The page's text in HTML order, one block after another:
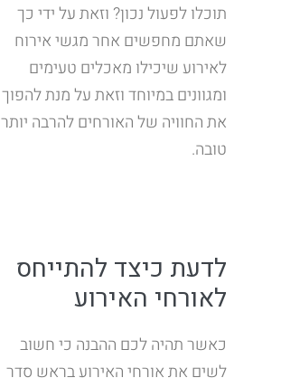
תוכלו לפעול נכון? וזאת על ידי כך
שאתם מחפשים אחר מגשי אירוח
לאירוע שיכילו מאכלים טעימים
ומגוונים במיוחד וזאת על מנת להפוך
את החוויה של האורחים להרבה יותר
טובה.
לדעת כיצד להתייחס
לאורחי האירוע
כאשר תהיה לכם ההבנה כי חשוב
לשים את אורחי האירוע בראש סדר